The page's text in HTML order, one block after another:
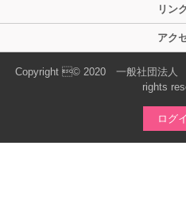
リン
アク
Copyright © 2020 一般社団法人
rights
ログ